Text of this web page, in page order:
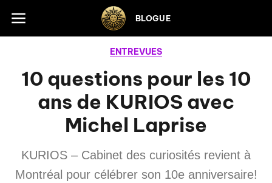
Skip to footer BLOGUE
ENTREVUES
10 questions pour les 10
ans de KURIOS avec
Michel Laprise
KURIOS – Cabinet des curiosités revient à
Montréal pour célébrer son 10e anniversaire!